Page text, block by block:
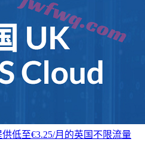
供低至€3.25/月的英国不限流量